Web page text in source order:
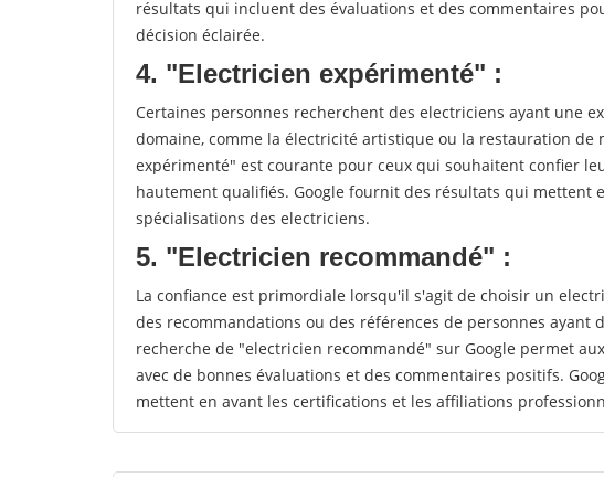
résultats qui incluent des évaluations et des commentaires
décision éclairée.
4. "Electricien expérimenté" :
Certaines personnes recherchent des electriciens ayant une
domaine, comme la électricité artistique ou la restauration de
expérimenté" est courante pour ceux qui souhaitent confier
hautement qualifiés. Google fournit des résultats qui mettent
spécialisations des electriciens.
5. "Electricien recommandé" :
La confiance est primordiale lorsqu'il s'agit de choisir un
des recommandations ou des références de personnes ayant
recherche de "electricien recommandé" sur Google permet
avec de bonnes évaluations et des commentaires positifs.
mettent en avant les certifications et les affiliations